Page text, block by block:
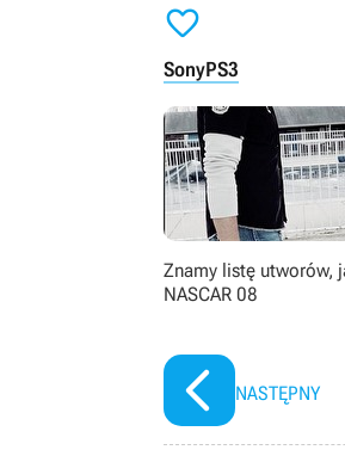

SonyPS3
Znamy listę utworów,
NASCAR 08
NASTĘPNY